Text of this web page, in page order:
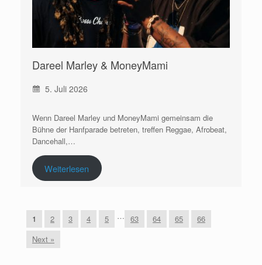
Dareel Marley & MoneyMami
5. Juli 2026
Wenn Dareel Marley und MoneyMami gemeinsam die
Bühne der Hanfparade betreten, treffen Reggae, Afrobeat,
Dancehall,…
Weiterlesen
1 2 3 4 5 … 63 64 65
66
Next »